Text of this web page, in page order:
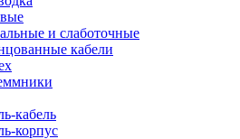
и слаботочные
кабели
кабель
корпус